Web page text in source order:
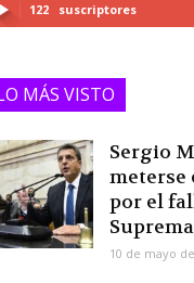
122 suscriptores
MÁS VISTO
Sergio
meterse
por el
Suprema
10 de mayo